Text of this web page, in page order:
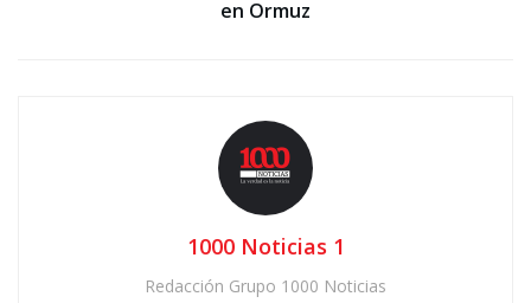
en Ormuz
1000 Noticias 1
Redacción Grupo 1000 Noticias